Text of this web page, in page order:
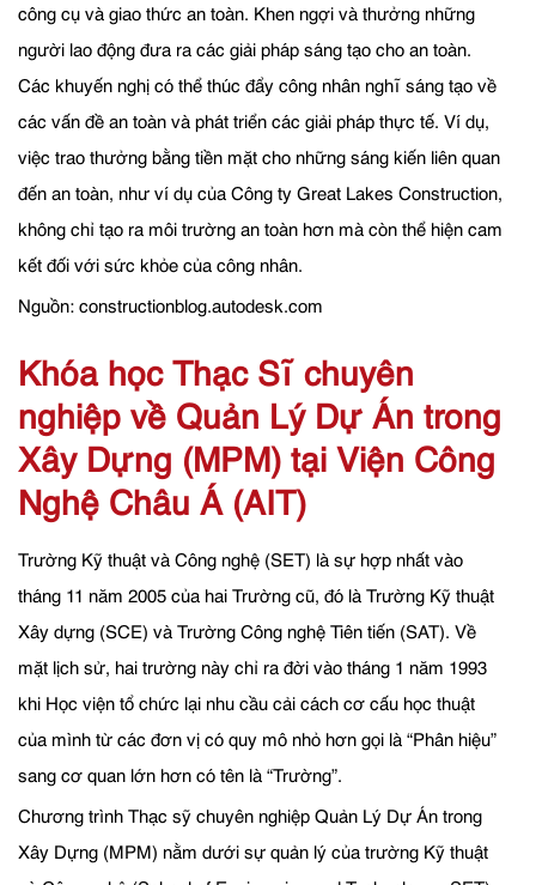
công cụ và giao thức an toàn. Khen ngợi và thưởng những
người lao động đưa ra các giải pháp sáng tạo cho an toàn.
Các khuyến nghị có thể thúc đẩy công nhân nghĩ sáng tạo về
các vấn đề an toàn và phát triển các giải pháp thực tế. Ví dụ,
việc trao thưởng bằng tiền mặt cho những sáng kiến liên quan
đến an toàn, như ví dụ của Công ty Great Lakes Construction,
không chỉ tạo ra môi trường an toàn hơn mà còn thể hiện cam
kết đối với sức khỏe của công nhân.
Nguồn: constructionblog.autodesk.com
Khóa học Thạc Sĩ chuyên
nghiệp về Quản Lý Dự Án trong
Xây Dựng (MPM) tại Viện Công
Nghệ Châu Á (AIT)
Trường Kỹ thuật và Công nghệ (SET) là sự hợp nhất vào
tháng 11 năm 2005 của hai Trường cũ, đó là Trường Kỹ thuật
Xây dựng (SCE) và Trường Công nghệ Tiên tiến (SAT). Về
mặt lịch sử, hai trường này chỉ ra đời vào tháng 1 năm 1993
khi Học viện tổ chức lại nhu cầu cải cách cơ cấu học thuật
của mình từ các đơn vị có quy mô nhỏ hơn gọi là “Phân hiệu”
sang cơ quan lớn hơn có tên là “Trường”.
Chương trình Thạc sỹ chuyên nghiệp Quản Lý Dự Án trong
Xây Dựng (MPM) nằm dưới sự quản lý của trường Kỹ thuật